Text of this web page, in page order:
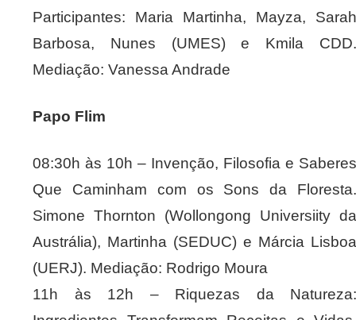
Participantes: Maria Martinha, Mayza, Sarah
Barbosa, Nunes (UMES) e Kmila CDD.
Mediação: Vanessa Andrade
Papo Flim
08:30h às 10h – Invenção, Filosofia e Saberes
Que Caminham com os Sons da Floresta.
Simone Thornton (Wollongong Universiity da
Austrália), Martinha (SEDUC) e Márcia Lisboa
(UERJ). Mediação: Rodrigo Moura
11h às 12h – Riquezas da Natureza: